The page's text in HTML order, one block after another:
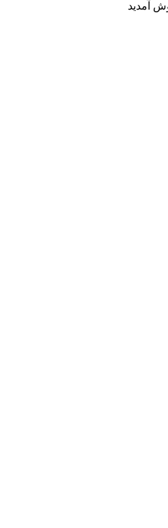
آمدید